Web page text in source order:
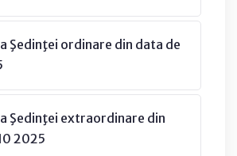
Şedinţei ordinare din data de
Şedinţei extraordinare din
2025